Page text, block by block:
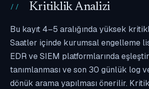
Kritiklik Analizi
Bu kayıt 4–5 aralığında yüksek
Saatler içinde kurumsal engelleme
EDR ve SIEM platformlarında
tanımlanması ve son 30 günlük log
dönük arama yapılması önerilir.